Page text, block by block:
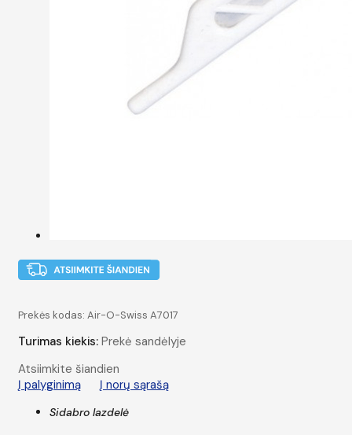
Prekės kodas: Air-O-Swiss A7017
Turimas kiekis: Prekė sandėlyje
Atsiimkite šiandien
Į palyginimą
Į norų sąrašą
Sidabro lazdelė